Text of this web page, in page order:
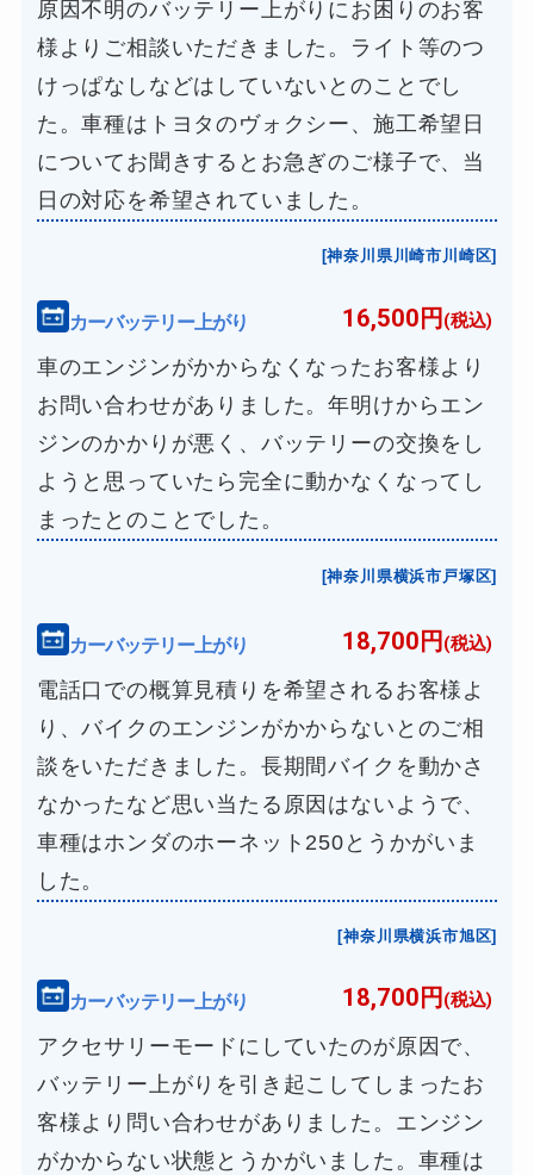
原因不明のバッテリー上がりにお困りのお客
様よりご相談いただきました。ライト等のつ
けっぱなしなどはしていないとのことでし
た。車種はトヨタのヴォクシー、施工希望日
についてお聞きするとお急ぎのご様子で、当
日の対応を希望されていました。
[神奈川県川崎市川崎区]
カーバッテリー上がり 16,500円 (税込)
車のエンジンがかからなくなったお客様より
お問い合わせがありました。年明けからエン
ジンのかかりが悪く、バッテリーの交換をし
ようと思っていたら完全に動かなくなってし
まったとのことでした。
[神奈川県横浜市戸塚区]
カーバッテリー上がり 18,700円 (税込)
電話口での概算見積りを希望されるお客様よ
り、バイクのエンジンがかからないとのご相
談をいただきました。長期間バイクを動かさ
なかったなど思い当たる原因はないようで、
車種はホンダのホーネット250とうかがいま
した。
[神奈川県横浜市旭区]
カーバッテリー上がり 18,700円 (税込)
アクセサリーモードにしていたのが原因で、
バッテリー上がりを引き起こしてしまったお
客様より問い合わせがありました。エンジン
がかからない状態とうかがいました。車種は